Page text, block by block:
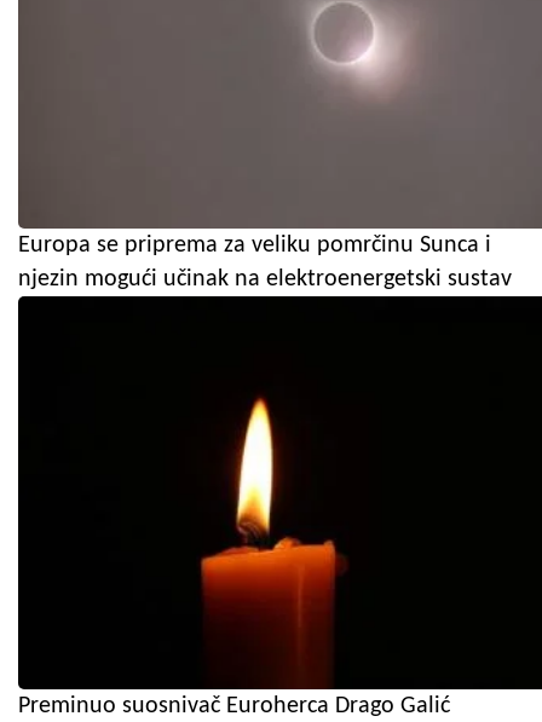
Europa se priprema za veliku pomrčinu Sunca i
njezin mogući učinak na elektroenergetski sustav
Preminuo suosnivač Euroherca Drago Galić